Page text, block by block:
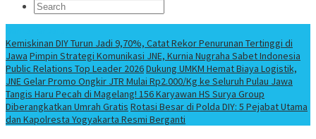
Kemiskinan DIY Turun Jadi 9,70%, Catat Rekor Penurunan Tertinggi di
Jawa Pimpin Strategi Komunikasi JNE, Kurnia Nugraha Sabet Indonesia
Public Relations Top Leader 2026Dukung UMKM Hemat Biaya Logistik,
JNE Gelar Promo Ongkir JTR Mulai Rp2.000/Kg ke Seluruh Pulau Jawa
Tangis Haru Pecah di Magelang! 156 Karyawan HS Surya Group
Diberangkatkan Umrah Gratis Rotasi Besar di Polda DIY: 5 Pejabat Utama
dan Kapolresta Yogyakarta Resmi Berganti